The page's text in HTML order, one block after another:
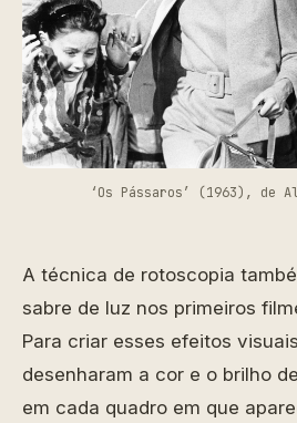
‘Os Pássaros’ (1963), de
A técnica de rotoscopia
sabre de luz nos primeiros
Para criar esses efeitos
desenharam a cor e o brilho
em cada quadro em que